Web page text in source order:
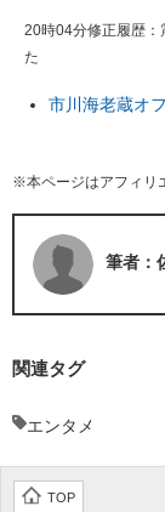
20時04分修正履歴：
た
市川海老蔵オ
※本ページはアフィリ
筆者：
関連タグ
エンタメ
TOP